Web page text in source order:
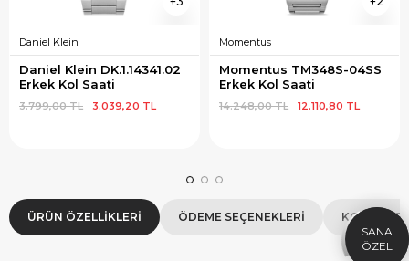
Daniel Klein
Daniel Klein DK.1.14341.02
Erkek Kol Saati
3.039,20 TL
3.799,00 TL
Momentus
Momentus TM348S-04SS
Erkek Kol Saati
12.110,80 TL
14.248,00 TL
ÜRÜN ÖZELLIKLERI ÖDEME SEÇENEKLERI KOLAY
HEDIYE
ÇEKI
1.000 TL Hediye Çeki
HEDIYE1000